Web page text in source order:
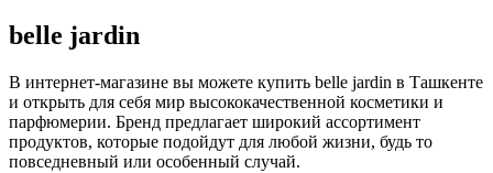
belle jardin
В интернет-магазине вы можете купить belle jardin в Ташкенте
и открыть для себя мир высококачественной косметики и
парфюмерии. Бренд предлагает широкий ассортимент
продуктов, которые подойдут для любой жизни, будь то
повседневный или особенный случай.